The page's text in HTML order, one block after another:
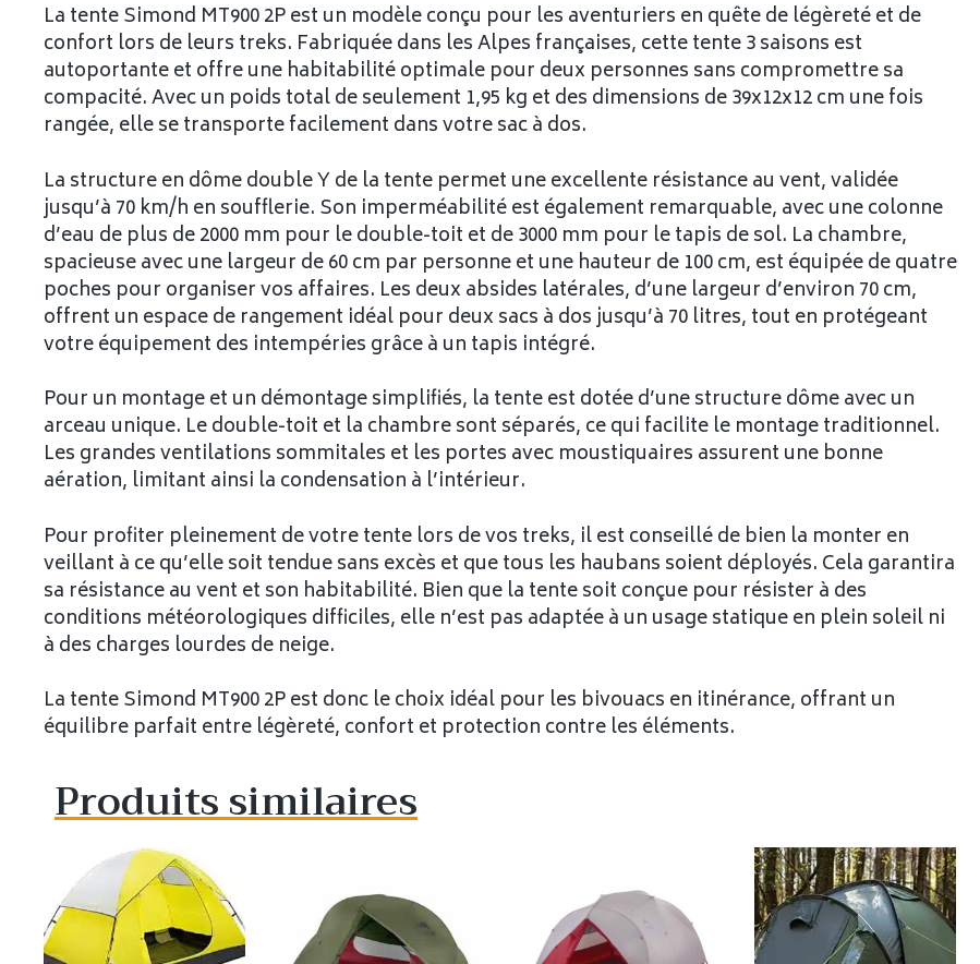
La tente Simond MT900 2P est un modèle conçu pour les aventuriers en quête de légèreté et de
confort lors de leurs treks. Fabriquée dans les Alpes françaises, cette tente 3 saisons est
autoportante et offre une habitabilité optimale pour deux personnes sans compromettre sa
compacité. Avec un poids total de seulement 1,95 kg et des dimensions de 39x12x12 cm une fois
rangée, elle se transporte facilement dans votre sac à dos.
La structure en dôme double Y de la tente permet une excellente résistance au vent, validée
jusqu’à 70 km/h en soufflerie. Son imperméabilité est également remarquable, avec une colonne
d’eau de plus de 2000 mm pour le double-toit et de 3000 mm pour le tapis de sol. La chambre,
spacieuse avec une largeur de 60 cm par personne et une hauteur de 100 cm, est équipée de quatre
poches pour organiser vos affaires. Les deux absides latérales, d’une largeur d’environ 70 cm,
offrent un espace de rangement idéal pour deux sacs à dos jusqu’à 70 litres, tout en protégeant
votre équipement des intempéries grâce à un tapis intégré.
Pour un montage et un démontage simplifiés, la tente est dotée d’une structure dôme avec un
arceau unique. Le double-toit et la chambre sont séparés, ce qui facilite le montage traditionnel.
Les grandes ventilations sommitales et les portes avec moustiquaires assurent une bonne
aération, limitant ainsi la condensation à l’intérieur.
Pour profiter pleinement de votre tente lors de vos treks, il est conseillé de bien la monter en
veillant à ce qu’elle soit tendue sans excès et que tous les haubans soient déployés. Cela garantira
sa résistance au vent et son habitabilité. Bien que la tente soit conçue pour résister à des
conditions météorologiques difficiles, elle n’est pas adaptée à un usage statique en plein soleil ni
à des charges lourdes de neige.
La tente Simond MT900 2P est donc le choix idéal pour les bivouacs en itinérance, offrant un
équilibre parfait entre légèreté, confort et protection contre les éléments.
Produits similaires